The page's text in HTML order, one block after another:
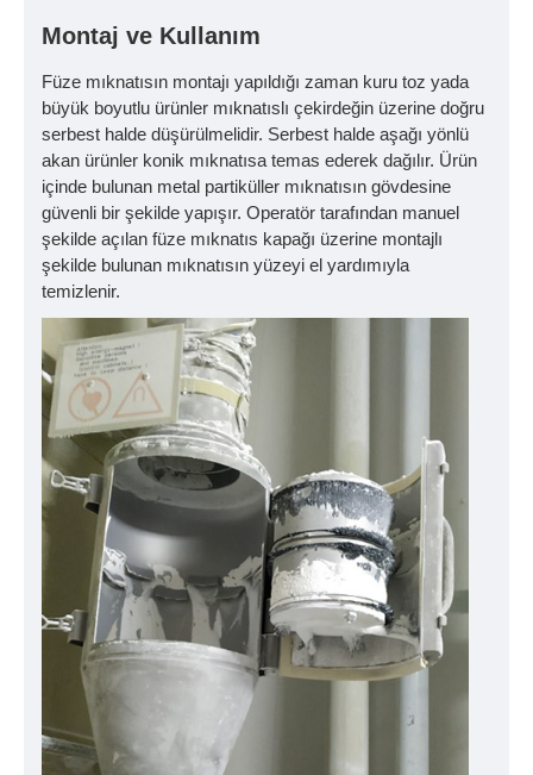
Montaj ve Kullanım
Füze mıknatısın montajı yapıldığı zaman kuru toz yada
büyük boyutlu ürünler mıknatıslı çekirdeğin üzerine doğru
serbest halde düşürülmelidir. Serbest halde aşağı yönlü
akan ürünler konik mıknatısa temas ederek dağılır. Ürün
içinde bulunan metal partiküller mıknatısın gövdesine
güvenli bir şekilde yapışır. Operatör tarafından manuel
şekilde açılan füze mıknatıs kapağı üzerine montajlı
şekilde bulunan mıknatısın yüzeyi el yardımıyla
temizlenir.